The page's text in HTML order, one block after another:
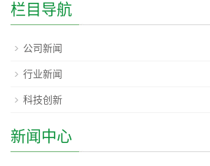
栏目导航
公司新闻
行业新闻
科技创新
新闻中心